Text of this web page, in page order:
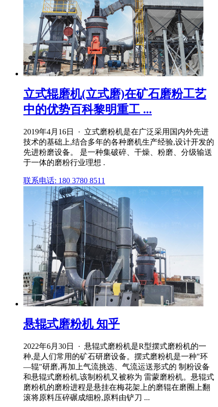
立式辊磨机(立式磨)在矿石磨粉工艺
中的优势百科黎明重工 ...
2019年4月16日 · 立式磨粉机是在广泛采用国内外先进
技术的基础上,结合多年的各种磨机生产经验,设计开发的
先进粉磨设备。 是一种集破碎、干燥、粉磨、分级输送
于一体的磨粉行业理想 .
联系电话: 180 3780 8511
悬辊式磨粉机 知乎
2022年6月30日 · 悬辊式磨粉机是R型摆式磨粉机的一
种,是人们常用的矿石研磨设备。摆式磨粉机是一种"环
—辊"研磨,再加上气流挑选、气流运送形式的 制粉设备
和悬辊式磨粉机,该制粉机又被称为 雷蒙磨粉机。悬辊式
磨粉机的磨粉进程是悬挂在梅花架上的磨辊在磨圈上翻
滚将原料压碎碾成细粉,原料由铲刀 ...